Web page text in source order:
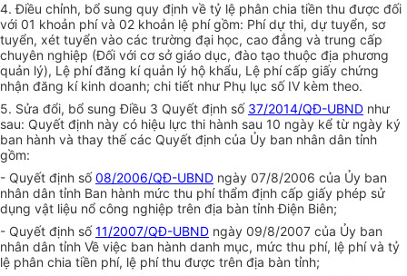
4. Điều chỉnh, bổ sung quy định về tỷ lệ phân chia tiền thu được đối
với 01 khoản phí và 02 khoản lệ phí gồm: Phí dự thi, dự tuyển, sơ
tuyển, xét tuyển vào các trường đại học, cao đẳng và trung cấp
chuyên nghiệp (Đối với cơ sở giáo dục, đào tạo thuộc địa phương
quản lý), Lệ phí đăng kí quản lý hộ khẩu, Lệ phí cấp giấy chứng
nhận đăng kí kinh doanh; chi tiết như Phụ lục số IV kèm theo.
5. Sửa đổi, bổ sung Điều 3 Quyết định số 37/2014/QĐ-UBND như
sau: Quyết định này có hiệu lực thi hành sau 10 ngày kể từ ngày ký
ban hành và thay thế các Quyết định của Ủy ban nhân dân tỉnh
gồm:
- Quyết định số08/2006/QĐ-UBND ngày 07/8/2006 của Ủy ban
nhân dân tỉnh Ban hành mức thu phí thẩm định cấp giấy phép sử
dụng vật liệu nổ công nghiệp trên địa bàn tỉnh Điện Biên;
- Quyết định số11/2007/QĐ-UBND ngày 09/8/2007 của Ủy ban
nhân dân tỉnh Về việc ban hành danh mục, mức thu phí, lệ phí và tỷ
lệ phân chia tiền phí, lệ phí thu được trên địa bàn tỉnh;